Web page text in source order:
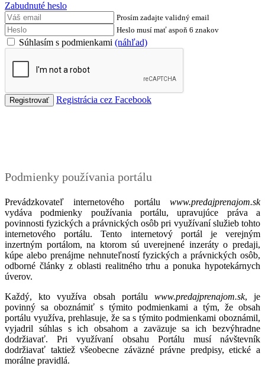
Zabudnuté heslo
Prosím zadajte validný email
Heslo musí mať aspoň 6 znakov
Súhlasím s podmienkami (náhľad)
Registrácia cez Facebook
Podmienky používania portálu
Prevádzkovateľ internetového portálu www.predajprenajom.sk
vydáva podmienky používania portálu, upravujúce práva a
povinnosti fyzických a právnických osôb pri využívaní služieb tohto
internetového portálu. Tento internetový portál je verejným
inzertným portálom, na ktorom sú uverejnené inzeráty o predaji,
kúpe alebo prenájme nehnuteľností fyzických a právnických osôb,
odborné články z oblasti realitného trhu a ponuka hypotekárnych
úverov.
Každý, kto využíva obsah portálu www.predajprenajom.sk, je
povinný sa oboznámiť s týmito podmienkami a tým, že obsah
portálu využíva, prehlasuje, že sa s týmito podmienkami oboznámil,
vyjadril súhlas s ich obsahom a zaväzuje sa ich bezvýhradne
dodržiavať. Pri využívaní obsahu Portálu musí návštevník
dodržiavať taktiež všeobecne záväzné právne predpisy, etické a
morálne pravidlá.